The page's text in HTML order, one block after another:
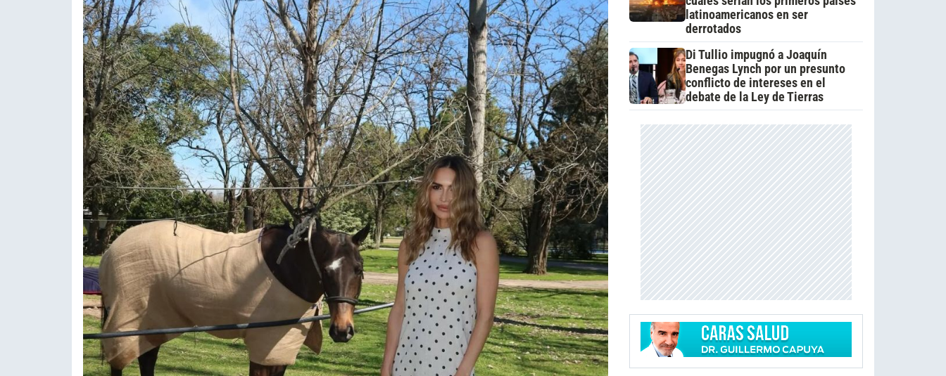
latinoamericanos en ser
derrotados
Di Tullio impugnó a Joaquín
Benegas Lynch por un presunto
conflicto de intereses en el
debate de la Ley de Tierras